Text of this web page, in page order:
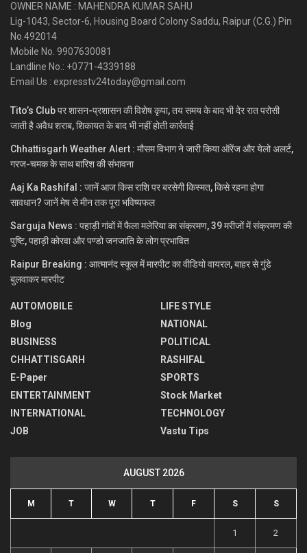
OWNER NAME : MAHENDRA KUMAR SAHU
Lig-1043, Sector-6, Housing Board Colony Saddu, Raipur (C.G.) Pin
No.492014
Mobile No. 9907630081
Landline No.: +0771-4339188
Email Us : expresstv24today@gmail.com
Tito’s Club पर शासन-प्रशासन की विशेष कृपा, तय समय के बाद भी देर रात परोसी
जाती है अवैध शराब, शिकायत के बाद भी नहीं होती कार्रवाई
Chhattisgarh Weather Alert : मौसम विभाग ने जारी किया ऑरेंज और येलो अलर्ट,
गरज-चमक के साथ बारिश की संभावना
Aaj Ka Rashifal : जानें आज किस राशि पर बरसेगी किस्मत, किसे रहना होगा
सावधान? जानें मेष से मीन तक पूरा भविष्यफल
Sarguja News : पहाड़ी गांवों में फैला मलेरिया का संक्रमण, 39 मरीजों में संक्रमण की
पुष्टि, पहाड़ी कोरवा और पण्डो जनजाति के लोग प्रभावित
Raipur Breaking : आत्मानंद स्कूल में मारपीट का वीडियो वायरल, बाहर से गुंडे
बुलवाकर मारपीट
AUTOMOBILE
Blog
BUSINESS
CHHATTISGARH
E-Paper
ENTERTAINMENT
INTERNATIONAL
JOB
LIFE STYLE
NATIONAL
POLITICAL
RASHIFAL
SPORTS
Stock Market
TECHNOLOGY
Vastu Tips
AUGUST 2026
M T W T F S S
1 2